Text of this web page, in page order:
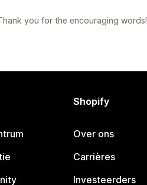
you for the encouraging words!
Shopify
Over ons
Carrières
Investeerders